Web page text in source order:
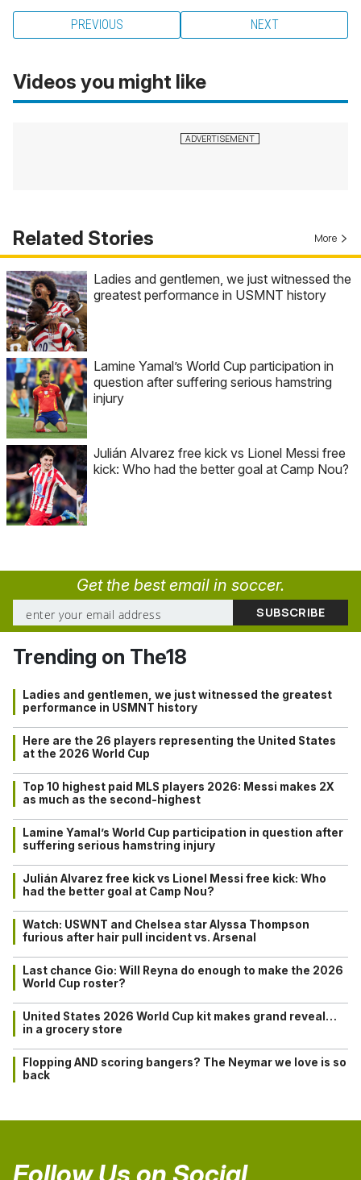
PREVIOUS NEXT
Videos you might like
Related Stories More
Ladies and gentlemen, we just witnessed the
greatest performance in USMNT history
Lamine Yamal’s World Cup participation in
question after suffering serious hamstring
injury
Julián Alvarez free kick vs Lionel Messi free
kick: Who had the better goal at Camp Nou?
Get the best email in soccer.
Trending on The18
Ladies and gentlemen, we just witnessed the greatest
performance in USMNT history
Here are the 26 players representing the United States
at the 2026 World Cup
Top 10 highest paid MLS players 2026: Messi makes 2X
as much as the second-highest
Lamine Yamal’s World Cup participation in question after
suffering serious hamstring injury
Julián Alvarez free kick vs Lionel Messi free kick: Who
had the better goal at Camp Nou?
Watch: USWNT and Chelsea star Alyssa Thompson
furious after hair pull incident vs. Arsenal
Last chance Gio: Will Reyna do enough to make the 2026
World Cup roster?
United States 2026 World Cup kit makes grand reveal…
in a grocery store
Flopping AND scoring bangers? The Neymar we love is so
back